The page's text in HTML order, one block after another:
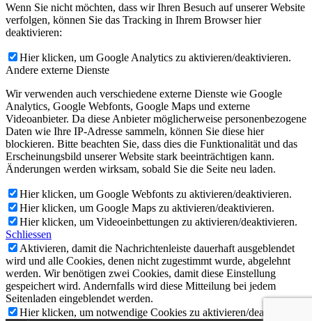
Wenn Sie nicht möchten, dass wir Ihren Besuch auf unserer Website
verfolgen, können Sie das Tracking in Ihrem Browser hier
deaktivieren:
Hier klicken, um Google Analytics zu aktivieren/deaktivieren.
Andere externe Dienste
Wir verwenden auch verschiedene externe Dienste wie Google
Analytics, Google Webfonts, Google Maps und externe
Videoanbieter. Da diese Anbieter möglicherweise personenbezogene
Daten wie Ihre IP-Adresse sammeln, können Sie diese hier
blockieren. Bitte beachten Sie, dass dies die Funktionalität und das
Erscheinungsbild unserer Website stark beeinträchtigen kann.
Änderungen werden wirksam, sobald Sie die Seite neu laden.
Hier klicken, um Google Webfonts zu aktivieren/deaktivieren.
Hier klicken, um Google Maps zu aktivieren/deaktivieren.
Hier klicken, um Videoeinbettungen zu aktivieren/deaktivieren.
Schliessen
Aktivieren, damit die Nachrichtenleiste dauerhaft ausgeblendet
wird und alle Cookies, denen nicht zugestimmt wurde, abgelehnt
werden. Wir benötigen zwei Cookies, damit diese Einstellung
gespeichert wird. Andernfalls wird diese Mitteilung bei jedem
Seitenladen eingeblendet werden.
Hier klicken, um notwendige Cookies zu aktivieren/deaktivieren.